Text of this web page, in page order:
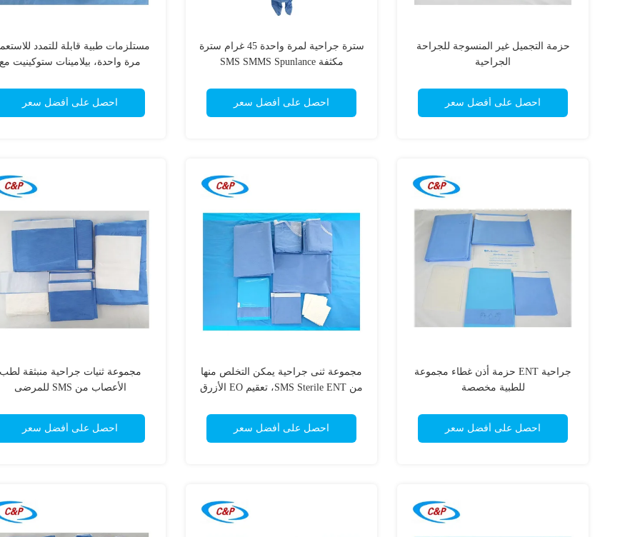
مستلزمات طبية قابلة للتمدد
مرة واحدة، بيلامينات ستوكينيت مع
احصل على أفضل سعر
سترة جراحية لمرة واحدة 45 غرام سترة
مكثفة SMS SMMS Spunlance
احصل على أفضل سعر
حزمة التجميل غير المنسوجة للجراحة
الجراحية
احصل على أفضل سعر
مجموعة ثنيات جراحية منبثقة
الأعصاب من SMS للمرضى
احصل على أفضل سعر
مجموعة ثنى جراحية يمكن التخلص منها
من SMS Sterile ENT، تعقيم EO الأزرق
احصل على أفضل سعر
جراحية ENT حزمة أذن غطاء مجموعة
للطبية مخصصة
احصل على أفضل سعر